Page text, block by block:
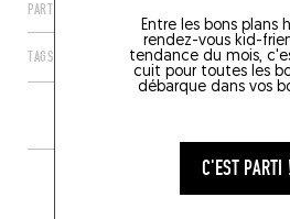
Entre les bons plans
rendez-vous kid-
tendance du mois,
cuit pour toutes les
débarque dans vos
C'EST PARTI
PARTAGER
TAGS ARLES PROVENCE-
PLUS DE TABLES